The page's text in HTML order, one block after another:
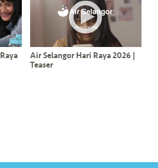
Air Selangor Hari Raya 2026 |
Teaser